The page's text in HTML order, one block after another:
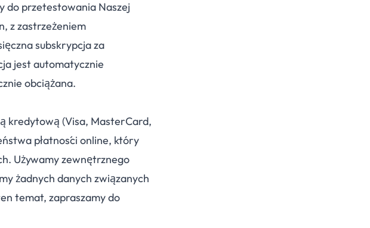
do przetestowania Naszej
z zastrzeżeniem
subskrypcja za
jest automatycznie
obciążana.
kredytową (Visa, MasterCard,
płatności online, który
Używamy zewnętrznego
żadnych danych związanych
temat, zapraszamy do